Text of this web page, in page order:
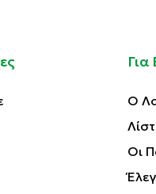
Ο
Οι